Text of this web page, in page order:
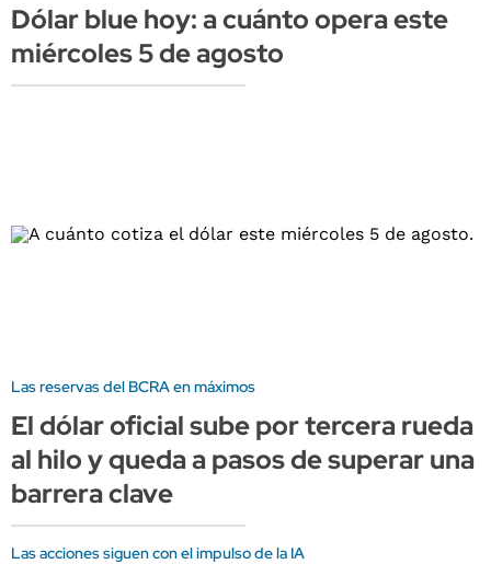
Dólar blue hoy: a cuánto opera este
miércoles 5 de agosto
Las reservas del BCRA en máximos
El dólar oficial sube por tercera rueda
al hilo y queda a pasos de superar una
barrera clave
Las acciones siguen con el impulso de la IA